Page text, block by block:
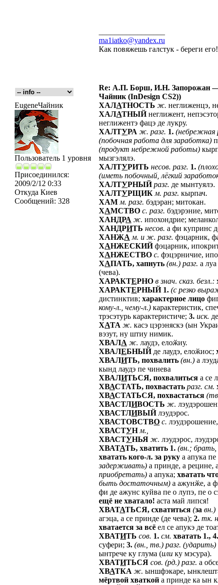
ma1iatko@yandex.ru
Как повяжешь галстук - береги
Re: А.П. Борш, И.Н. Запорожан —
Чайник (InDesign CS2))
EugeneЧайник
Пользователь 1 уровня
Присоединился:
2009/2/12 0:33
Откуда Киев
Сообщений: 328
ХАЛАТНОСТЬ ж. неглиженцэ,
ХАЛАТНЫЙнеглижент,
неглижентэ фацэ де лукру.
ХАЛТУРА ж. разг. 1. (небрежная
(побочная работа для заработка)
(продукт небрежной работы)
мызгэлялэ.
ХАЛТУРИТЬ несов. разг. 1.
(иметь побочный, лёгкий
ХАЛТУРНЫЙ разг. де мынтуялэ.
ХАЛТУРЩИК м. разг. кырпач.
ХАМ м. разг. бэдэран; митокан.
ХАМСТВО с. разг. бэдэрэние,
ХАНДРА ж. ипохондрие;
ХАНДРИТЬ несов. а фи купринс
ХАНЖА м. и ж. разг. фэцарник,
ХАНЖЕСКИЙфэцарник,
ХАНЖЕСТВО с. фэцэрничие,
ХАПАТЬ, хапнуть (вн.) разг. а
(чева).
ХАРАКТЕРНО в знач. сказ. безл.:
ХАРАКТЕРНЫЙ 1. (с резко
дистинктив; характерное лицо
кому-л., чему-л.) карактеристик,
трэсэтурь карактеристиче; 3. иск.
ХАТА ж. касэ цэрэняскэ (ын
вэзут, ну штиу нимик.
ХВАЛА ж. лаудэ, елоӂиу.
ХВАЛЕБНЫЙде лаудэ, елоӂиос;
ХВАЛИТЬ, похвалить (вн.) а
кынд лаудэ пе чинева
ХВАЛИТЬСЯ, похвалиться а се
ХВАСТАТЬ, похвастать разг. см.
ХВАСТАТЬСЯ, похвастаться
ХВАСТЛИВОСТЬ ж.
ХВАСТЛИВЫЙлэудэрос.
ХВАСТОВСТВО с.
ХВАСТУН м.,
ХВАСТУНЬЯ ж. лэудэрос,
ХВАТАТЬ, хватить 1. (вн.; брать,
хватать кого-л. за руку а апука
задерживать) а принде, а
приобретать) а апука; хватать
быть достаточным) а ажунӂе, а
фи де ажунс куйва пе о лупэ, пе о
ещё не хватало! аста май липся!
ХВАТАТЬСЯ, схватиться (за вн.)
агэца, а се принде (де чева); 2. тк.
хватается за всё ел се апукэ де
ХВАТИТЬ сов. 1. см. хватать 1.,
суфери; 3. (вн., тв.) разг. (ударить)
ынтрече ку глума (или ку мэсура).
ХВАТИТЬСЯ сов. (рд.) разг. а
ХВАТКА ж. ыншфэкаре,
мёртвой хваткой а принде ка ын